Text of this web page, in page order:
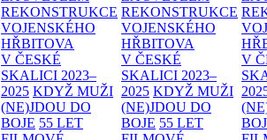
REKONSTRUKCE
VOJENSKÉHO
HŘBITOVA
V ČESKÉ
SKALICI 2023–
2025 KDYŽ MUŽI
(NE)JDOU DO
BOJE 55 LET
REKONSTRUKCE
VOJENSKÉHO
HŘBITOVA
V ČESKÉ
SKALICI 2023–
2025 KDYŽ MUŽI
(NE)JDOU DO
BOJE 55 LET
V